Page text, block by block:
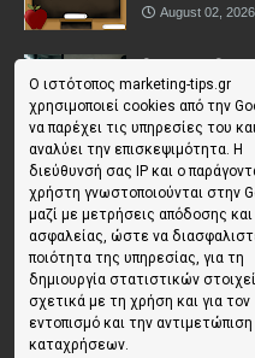
Ο ιστότοπος marketing-tips.gr
χρησιμοποιεί cookies από την
να παρέχει τις υπηρεσίες του
αναλύει την επισκεψιμότητα. Η
διεύθυνσή σας IP και ο
χρήστη γνωστοποιούνται στην
μαζί με μετρήσεις απόδοσης και
ασφαλείας, ώστε να
ποιότητα της υπηρεσίας, για τη
δημιουργία στατιστικών
σχετικά με τη χρήση και για τον
εντοπισμό και την αντιμετώπιση
καταχρήσεων.
August 02, 2026
Casanova
περισσότερο
July 31, 2026
To Μάρκετινγκ
Πώς να
χωρίς
July 19, 2026
Γιατί οι
σε 48 ώρες;
July 10, 2026